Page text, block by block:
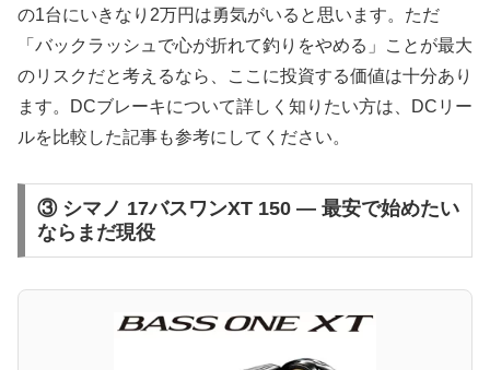
の1台にいきなり2万円は勇気がいると思います。ただ
「バックラッシュで心が折れて釣りをやめる」ことが最大
のリスクだと考えるなら、ここに投資する価値は十分あり
ます。DCブレーキについて詳しく知りたい方は、DCリー
ルを比較した記事も参考にしてください。
③ シマノ 17バスワンXT 150 — 最安で始めたい
ならまだ現役